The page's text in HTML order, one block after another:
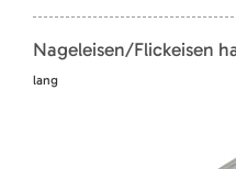
Nageleisen/Flickeisen
lang